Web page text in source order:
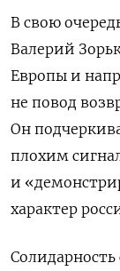
В свою
Валерий
Европы и
не повод
Он
плохим
и
характер